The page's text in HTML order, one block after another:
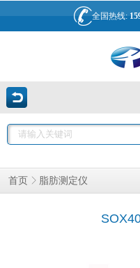
全国热线:
首页 脂肪测定仪